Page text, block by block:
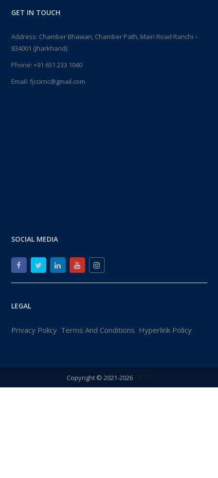
GET IN TOUCH
Address: Chamber Bhawan, Chamber Path, Main Road Ranchi –
834001 (Jharkhand)
Phone: +91 651 233 1040
Email: fjccirnc@gmail.com
SOCIAL MEDIA
LEGAL
Privacy Policy Terms And Conditions Hyperlink Policy
Copyright © 2021-2026 FJCCI